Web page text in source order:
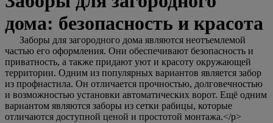
дома: безопасность и красота
Заборы для загородного дома являются неотъемлемой
частью его оформления. Они обеспечивают безопасность и
приватность, а также придают уют и красоту окружающей
территории. Одним из популярных вариантов является забор
из профнастила. Он отличается прочностью, долговечностью
и возможностью установки автоматических ворот. Ещё одним
вариантом являются заборы из сетки рабицы, которые
отличаются доступной ценой и простотой монтажа.</p>